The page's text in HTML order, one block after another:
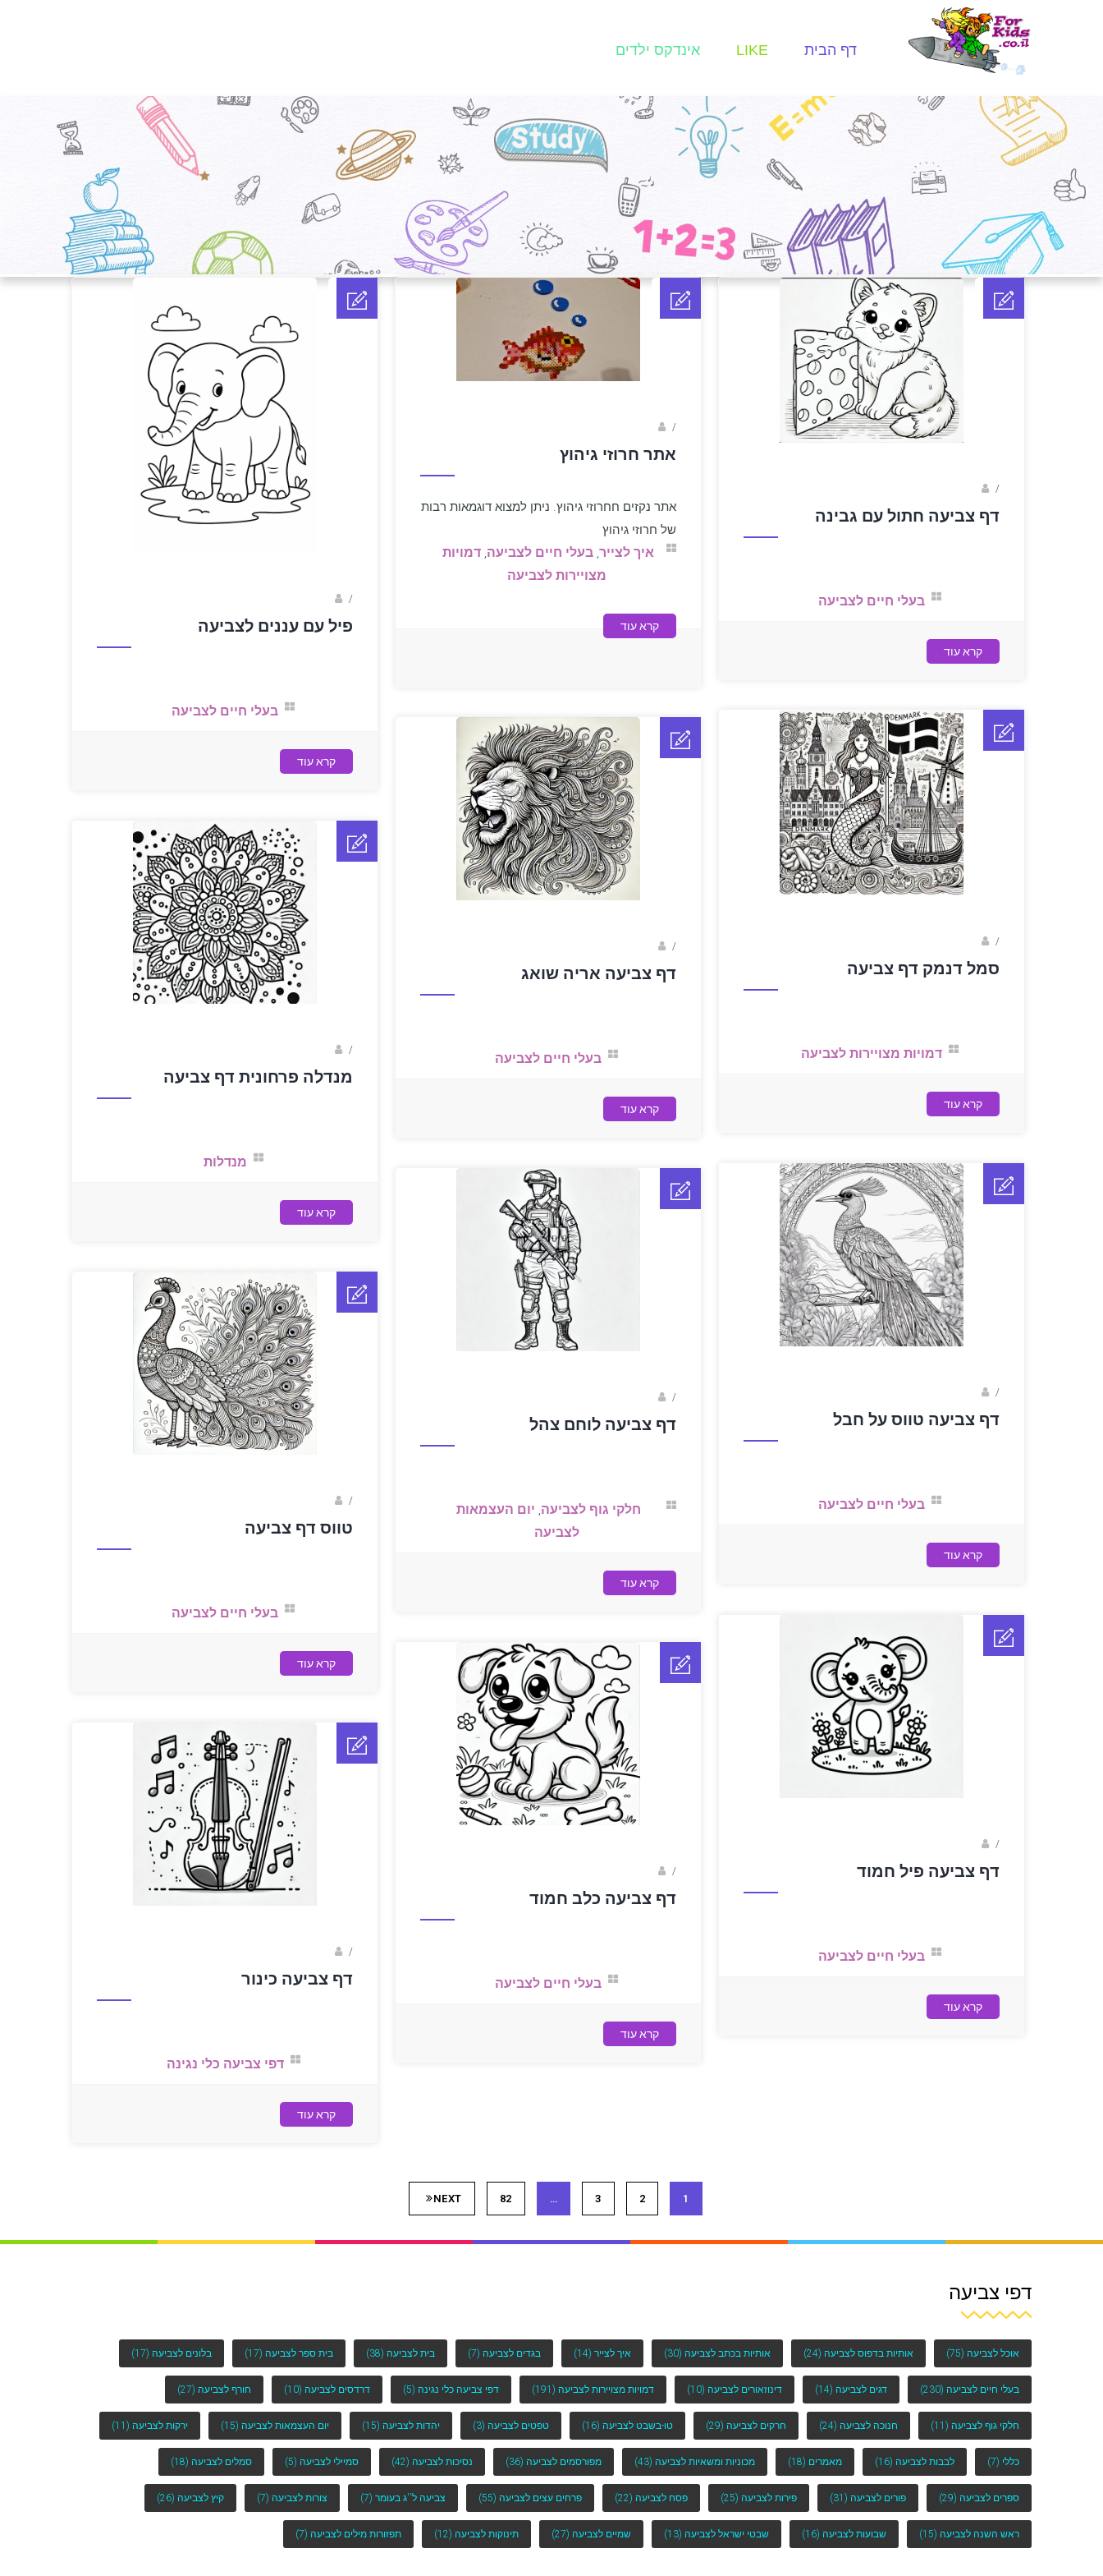
דף הבית LIKE אינדקס ילדים
/
פיל עם עננים לצביעה
בעלי חיים לצביעה
קרא עוד
/
אתר חרוזי גיהוץ
אתר נקזים חחרוזי גיהוץ. ניתן למצוא דוגמאות רבות
של חרוזי גיהוץ
איך לצייר, בעלי חיים לצביעה, דמויות
מצויירות לצביעה
קרא עוד
/
דף צביעה חתול עם גבינה
בעלי חיים לצביעה
קרא עוד
/
סמל דנמק דף צביעה
דמויות מצויירות לצביעה
קרא עוד
/
דף צביעה אריה שואג
בעלי חיים לצביעה
קרא עוד
/
מנדלה פרחונית דף צביעה
מנדלות
קרא עוד
/
דף צביעה טווס על חבל
בעלי חיים לצביעה
קרא עוד
/
דף צביעה לוחם צהל
חלקי גוף לצביעה, יום העצמאות
לצביעה
קרא עוד
/
טווס דף צביעה
בעלי חיים לצביעה
קרא עוד
/
דף צביעה פיל חמוד
בעלי חיים לצביעה
קרא עוד
/
דף צביעה כלב חמוד
בעלי חיים לצביעה
קרא עוד
/
דף צביעה כינור
דפי צביעה כלי נגינה
קרא עוד
1
2
3
…
82
NEXT
דפי צביעה
אוכל לצביעה (75) אותיות בדפוס לצביעה (24) אותיות בכתב לצביעה (30) איך לצייר (14) בגדים לצביעה (7) בית לצביעה (38) בית ספר לצביעה (17) בלונים לצביעה (17)
בעלי חיים לצביעה (230) דגים לצביעה (14) דינוזאורים לצביעה (10) דמויות מצויירות לצביעה (191) דפי צביעה כלי נגינה (5) דרדסים לצביעה (10) חורף לצביעה (27)
חלקי גוף לצביעה (11) חנוכה לצביעה (24) חרקים לצביעה (29) טו-בשבט לצביעה (16) טפטים לצביעה (3) יהדות לצביעה (15) יום העצמאות לצביעה (15) ירקות לצביעה (11)
כללי (7) לבבות לצביעה (16) מאמרים (18) מכוניות ומשאיות לצביעה (43) מפורסמים לצביעה (36) נסיכות לצביעה (42) סמיילי לצביעה (5) סמלים לצביעה (18)
ספרים לצביעה (29) פורים לצביעה (31) פירות לצביעה (25) פסח לצביעה (22) פרחים עצים לצביעה (55) צביעה ל''ג בעומר (7) צורות לצביעה (7) קיץ לצביעה (26)
ראש השנה לצביעה (15) שבועות לצביעה (16) שבטי ישראל לצביעה (13) שמיים לצביעה (27) תינוקות לצביעה (12) תפזורות מילים לצביעה (7)